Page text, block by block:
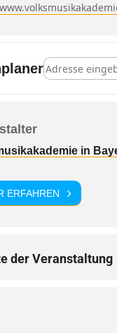
Adresse -
in
ERFAHREN
der Veranstaltung